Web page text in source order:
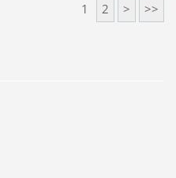
1 2 > >>